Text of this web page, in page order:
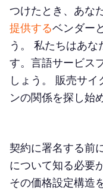
つけたとき、あな
提供するベンダー
う。 私たちはあな
す。言語サービス
しょう。 販売サ
ンの関係を探し始
契約に署名する前
について知る必要
その価格設定構造